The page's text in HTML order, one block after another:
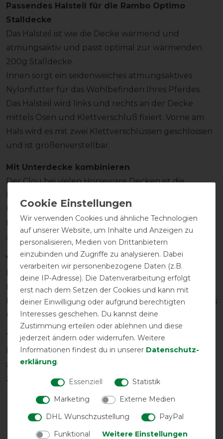
Passendes Halsteil für die Rambo Optimo
Stalldecke
Das Halsteil ist wie die Decke wärmend und
atmungsaktiv und passt optimal zur wärmenden
200g Stalldecke.
Innen sorgt ein seidenweiches atmungsaktives
Nylonfutter für das Wohlbefinden Ihres Pferdes.
Das Halsteil wird links und rechts an der Decke
mittels Ösen und Klettverschluß fixiert. Vorne am
Hals wird es mit zwei Klettverschlüssen geschlossen
und ist größenverstellbar.
Mit Unterdecke kombinieren
Der Clou bei vielen Horseware Decken ist die
Unterdecken. Mit wenigen Handgriffen kann die
Decke in eine noch wärmere, der Temperatur
angepasste, Decke verwandelt werden.
Varianten
Diese Decke gibt es in unterschiedlichen
Farbvarianten und Füllungen sowie ohne Halsteil.
Die kompatiblen Unterdecken Rambo Optimo Liners
und ist ebenfalls in unserem Shop erhältlich.
Tipp
Die Horseware Rambo Decken fallen relativ groß
aus, falls die Rückenlänge deines Pferdes zwischen
zwei Größen liegt bestelle die kleinere Größe.
gefallen?
Wir verwenden Cookies und ähnliche Technologien
auf unserer Website, um Inhalte und Anzeigen zu
personalisieren, Medien von Drittanbietern
einzubinden und Zugriffe zu analysieren. Dabei
verarbeiten wir personenbezogene Daten (z.B.
deine IP-Adresse). Die Datenverarbeitung erfolgt
erst nach dem Setzen der Cookies und kann mit
deiner Einwilligung oder aufgrund berechtigten
Interesses geschehen. Du kannst deine
Zustimmung erteilen oder ablehnen und diese
jederzeit ändern oder widerrufen. Weitere
Informationen findest du in unserer Daten­schutz­
erklärung.
Essenziell
Statistik
Marketing
Externe Medien
DHL Wunschzustellung
PayPal
Funktional
Weitere Einstellungen